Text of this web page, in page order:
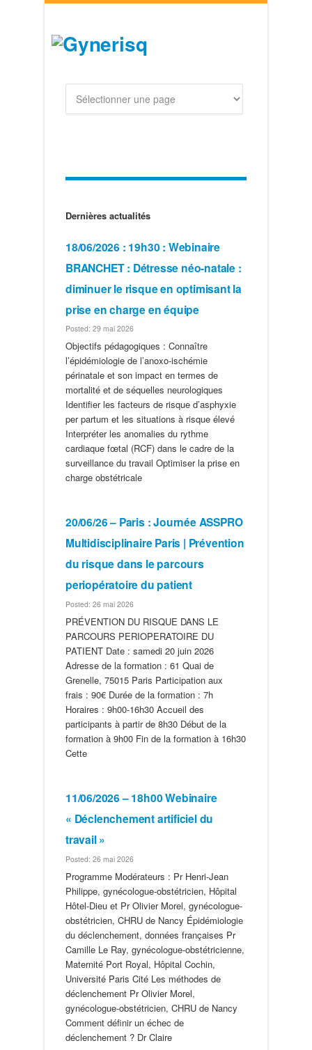
Dernières actualités
18/06/2026 : 19h30 : Webinaire
BRANCHET : Détresse néo-natale :
diminuer le risque en optimisant la
prise en charge en équipe
Posted: 29 mai 2026
Objectifs pédagogiques : Connaître
l’épidémiologie de l’anoxo-ischémie
périnatale et son impact en termes de
mortalité et de séquelles neurologiques
Identifier les facteurs de risque d’asphyxie
per partum et les situations à risque élevé
Interpréter les anomalies du rythme
cardiaque fœtal (RCF) dans le cadre de la
surveillance du travail Optimiser la prise en
charge obstétricale
20/06/26 – Paris : Journée ASSPRO
Multidisciplinaire Paris | Prévention
du risque dans le parcours
periopératoire du patient
Posted: 26 mai 2026
PRÉVENTION DU RISQUE DANS LE
PARCOURS PERIOPERATOIRE DU
PATIENT Date : samedi 20 juin 2026
Adresse de la formation : 61 Quai de
Grenelle, 75015 Paris Participation aux
frais : 90€ Durée de la formation : 7h
Horaires : 9h00-16h30 Accueil des
participants à partir de 8h30 Début de la
formation à 9h00 Fin de la formation à 16h30
Cette
11/06/2026 – 18h00 Webinaire
« Déclenchement artificiel du
travail »
Posted: 26 mai 2026
Programme Modérateurs : Pr Henri-Jean
Philippe, gynécologue-obstétricien, Hôpital
Hôtel-Dieu et Pr Olivier Morel, gynécologue-
obstétricien, CHRU de Nancy Épidémiologie
du déclenchement, données françaises Pr
Camille Le Ray, gynécologue-obstétricienne,
Maternité Port Royal, Hôpital Cochin,
Université Paris Cité Les méthodes de
déclenchement Pr Olivier Morel,
gynécologue-obstétricien, CHRU de Nancy
Comment définir un échec de
déclenchement ? Dr Claire